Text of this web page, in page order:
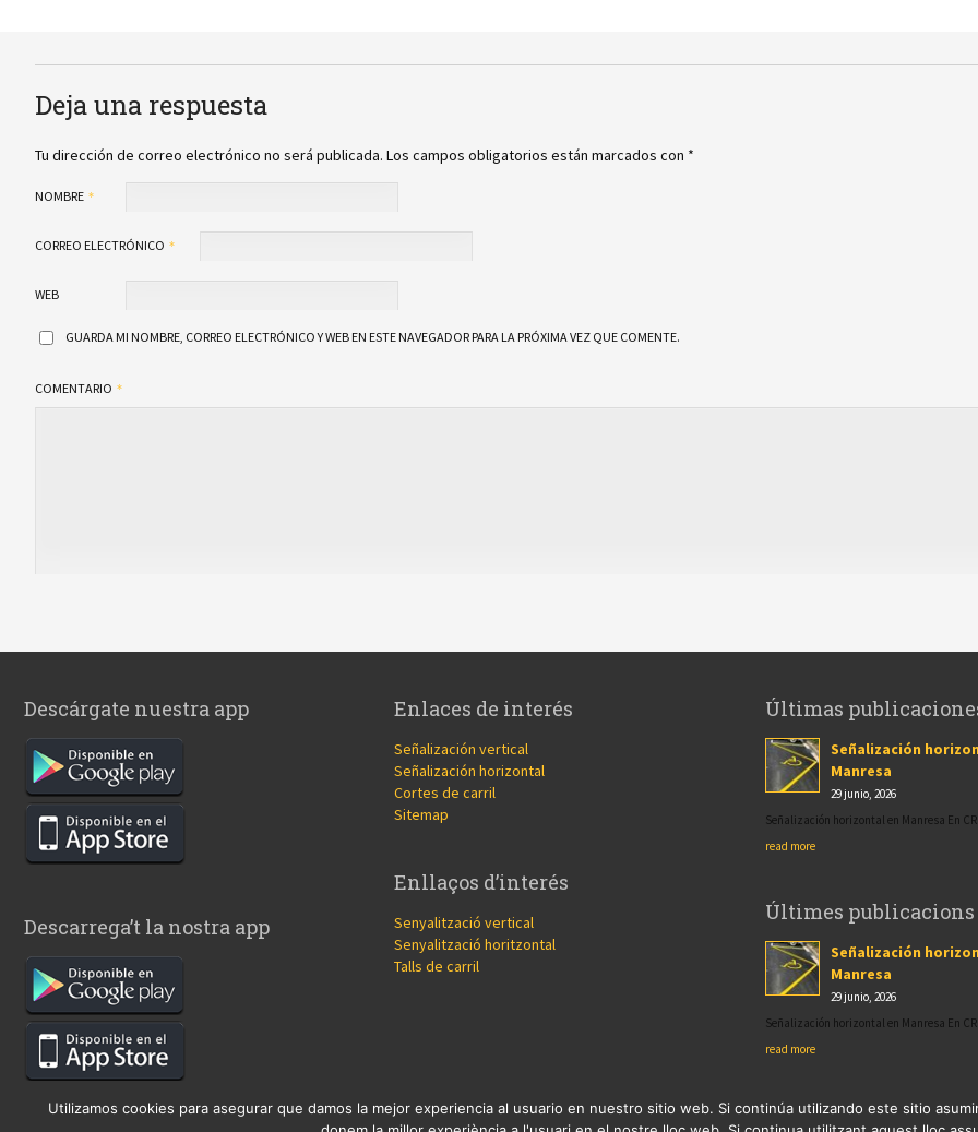
Deja una respuesta
Tu dirección de correo electrónico no será publicada. Los campos obligatorios están marcados con *
NOMBRE
CORREO ELECTRÓNICO
WEB
GUARDA MI NOMBRE, CORREO ELECTRÓNICO Y WEB EN ESTE NAVEGADOR PARA LA PRÓXIMA VEZ QUE COMENTE.
COMENTARIO
Descárgate nuestra app
Descarrega’t la nostra app
Enlaces de interés
Señalización vertical
Señalización horizontal
Cortes de carril
Sitemap
Enllaços d’interés
Senyalització vertical
Senyalització horitzontal
Talls de carril
Últimas
Señalización
Manresa
29 junio, 2026
Señalización horizontal en Manresa En
read more
Últimes publicacions
Señalización
Manresa
29 junio, 2026
Señalización horizontal en Manresa En
read more
Utilizamos cookies para asegurar que damos la mejor experiencia al usuario en nuestro sitio web. Si continúa utilizando este sitio